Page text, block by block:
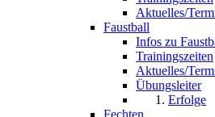
Aktuelles/
Faustball
Infos zu
Trainingszeiten
Aktuelles/
Übungsleiter
Erfolge
Fechten